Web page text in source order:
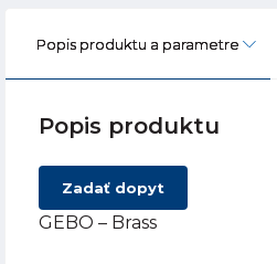
Popis produktu a parametre
Popis produktu
Zadať dopyt
GEBO – Brass